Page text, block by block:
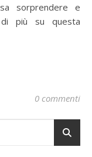
sorprendere e
di più su questa
0 commenti